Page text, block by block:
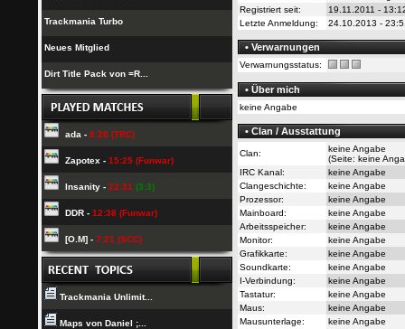
Trackmania Turbo
Neues Mitglied
Dirt Title Pack von =R...
ada - 8:28 (TRC)
Zapotex - 15:25 (Funwar)
Insanity - 22:31 (3:3)
DDR - 12:38 (Funwar)
[O.M] - 7:21 (SCC)
Trackmania Unlimit...
Maps von Daniel ;...
Registriert seit:
19.11.2011 -
Letzte Anmeldung:
24.10.2013 -
• Verwarnungen
Verwarnungsstatus:
• Über mich
keine Angabe
• Clan / Ausstattung
Clan:
keine Angabe
(Seite: keine
IRC Kanal:
keine Angabe
Clangeschichte:
keine Angabe
Prozessor:
keine Angabe
Mainboard:
keine Angabe
Arbeitsspeicher:
keine Angabe
Monitor:
keine Angabe
Grafikkarte:
keine Angabe
Soundkarte:
keine Angabe
I-Verbindung:
keine Angabe
Tastatur:
keine Angabe
Maus:
keine Angabe
Mausunterlage:
keine Angabe